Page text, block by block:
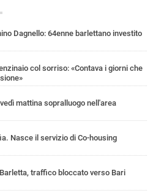
Dagnello: 64enne barlettano investito
col sorriso: «Contava i giorni che
mattina sopralluogo nell'area
Nasce il servizio di Co-housing
traffico bloccato verso Bari